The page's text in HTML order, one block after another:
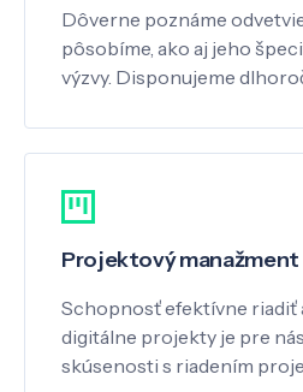
Dôverne poznáme
pôsobíme, ako aj jeho
výzvy. Disponujeme
Projektový manažment
Schopnosť efektívne riadiť
digitálne projekty je pre
skúsenosti s riadením